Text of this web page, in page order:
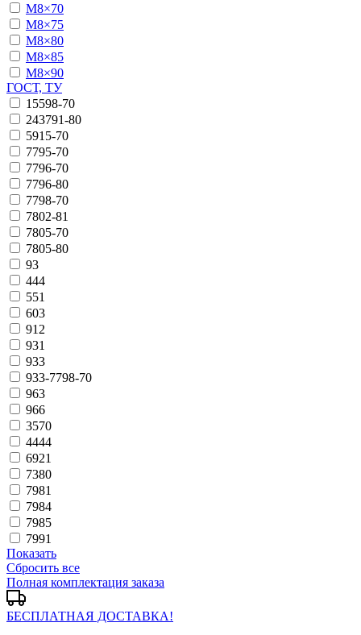
М8×70
М8×75
М8×80
М8×85
М8×90
ГОСТ, ТУ
15598-70
243791-80
5915-70
7795-70
7796-70
7796-80
7798-70
7802-81
7805-70
7805-80
93
444
551
603
912
931
933
933-7798-70
963
966
3570
4444
6921
7380
7981
7984
7985
7991
Показать
Сбросить все
Полная комплектация заказа
БЕСПЛАТНАЯ ДОСТАВКА!